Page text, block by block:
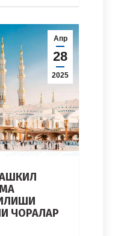
Апр
28
2025
ЧОРАЛАР